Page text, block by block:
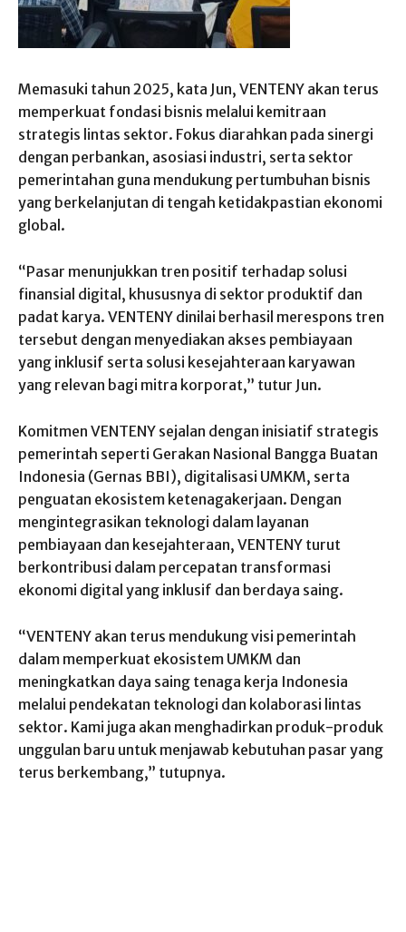
Memasuki tahun 2025, kata Jun, VENTENY akan terus
memperkuat fondasi bisnis melalui kemitraan
strategis lintas sektor. Fokus diarahkan pada sinergi
dengan perbankan, asosiasi industri, serta sektor
pemerintahan guna mendukung pertumbuhan bisnis
yang berkelanjutan di tengah ketidakpastian ekonomi
global.
“Pasar menunjukkan tren positif terhadap solusi
finansial digital, khususnya di sektor produktif dan
padat karya. VENTENY dinilai berhasil merespons tren
tersebut dengan menyediakan akses pembiayaan
yang inklusif serta solusi kesejahteraan karyawan
yang relevan bagi mitra korporat,” tutur Jun.
Komitmen VENTENY sejalan dengan inisiatif strategis
pemerintah seperti Gerakan Nasional Bangga Buatan
Indonesia (Gernas BBI), digitalisasi UMKM, serta
penguatan ekosistem ketenagakerjaan. Dengan
mengintegrasikan teknologi dalam layanan
pembiayaan dan kesejahteraan, VENTENY turut
berkontribusi dalam percepatan transformasi
ekonomi digital yang inklusif dan berdaya saing.
“VENTENY akan terus mendukung visi pemerintah
dalam memperkuat ekosistem UMKM dan
meningkatkan daya saing tenaga kerja Indonesia
melalui pendekatan teknologi dan kolaborasi lintas
sektor. Kami juga akan menghadirkan produk-produk
unggulan baru untuk menjawab kebutuhan pasar yang
terus berkembang,” tutupnya.